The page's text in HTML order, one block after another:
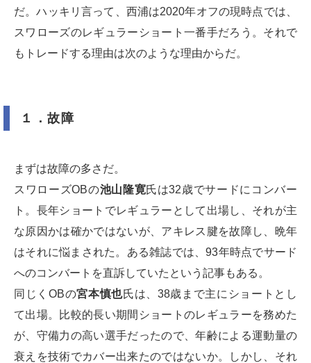
だ。ハッキリ言って、西浦は2020年オフの現時点では、
スワローズのレギュラーショート一番手だろう。それで
もトレードする理由は次のような理由からだ。
１．故障
まずは故障の多さだ。
スワローズOBの池山隆寛氏は32歳でサードにコンバー
ト。長年ショートでレギュラーとして出場し、それが主
な原因かは確かではないが、アキレス腱を故障し、晩年
はそれに悩まされた。ある雑誌では、93年時点でサード
へのコンバートを直訴していたという記事もある。
同じくOBの宮本慎也氏は、38歳まで主にショートとし
て出場。比較的長い期間ショートのレギュラーを務めた
が、守備力の高い選手だったので、年齢による運動量の
衰えを技術でカバー出来たのではないか。しかし、それ